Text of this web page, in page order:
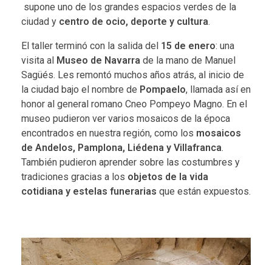
supone uno de los grandes espacios verdes de la
ciudad y centro de ocio, deporte y cultura.
El taller terminó con la salida del 15 de enero: una
visita al Museo de Navarra de la mano de Manuel
Sagüés. Les remontó muchos años atrás, al inicio de
la ciudad bajo el nombre de Pompaelo, llamada así en
honor al general romano Cneo Pompeyo Magno. En el
museo pudieron ver varios mosaicos de la época
encontrados en nuestra región, como los mosaicos
de Andelos, Pamplona, Liédena y Villafranca.
También pudieron aprender sobre las costumbres y
tradiciones gracias a los objetos de la vida
cotidiana y estelas funerarias que están expuestos.